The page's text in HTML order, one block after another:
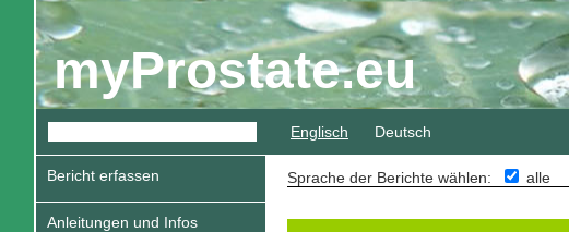
myProstate.eu
Englisch Deutsch
Bericht erfassen
Anleitungen und Infos
Sprache der Berichte wählen: alle